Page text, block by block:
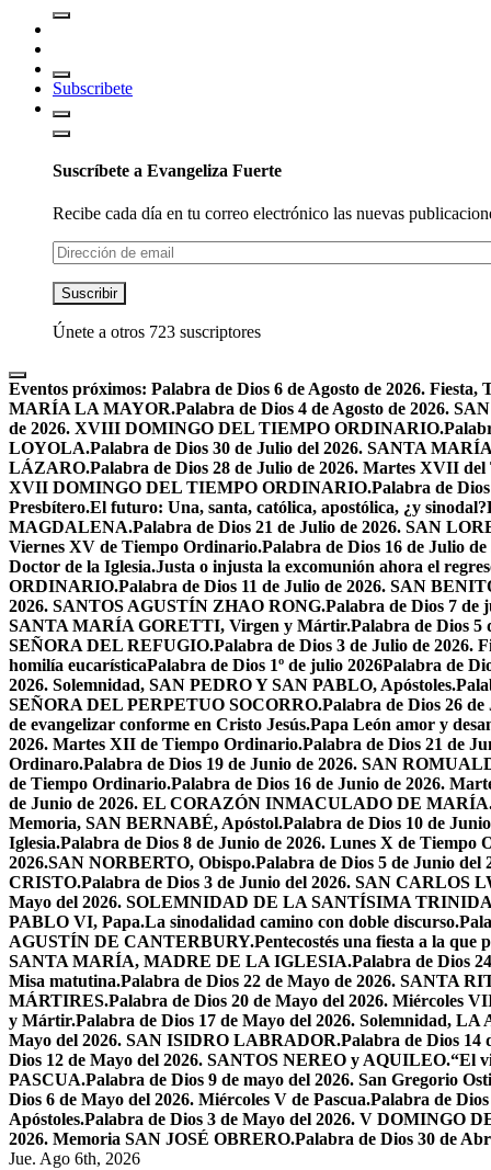
Subscribete
Suscríbete a Evangeliza Fuerte
Recibe cada día en tu correo electrónico las nuevas
Dirección
de
email
Suscribir
Únete a otros 723 suscriptores
Eventos próximos: Palabra de Dios 6 de Agosto de 2026.
MARÍA LA MAYOR.Palabra de Dios 4 de Agosto de 2026.
de 2026. XVIII DOMINGO DEL TIEMPO ORDINARIO.
LOYOLA.Palabra de Dios 30 de Julio del 2026. SANTA
LÁZARO.Palabra de Dios 28 de Julio de 2026. Martes XVII
XVII DOMINGO DEL TIEMPO ORDINARIO.Palabra de
Presbítero.El futuro: Una, santa, católica, apostólica, ¿y sinodal?
MAGDALENA.Palabra de Dios 21 de Julio de 2026. SAN
Viernes XV de Tiempo Ordinario.Palabra de Dios 16 de Julio
Doctor de la Iglesia.Justa o injusta la excomunión ahora el
ORDINARIO.Palabra de Dios 11 de Julio de 2026. SAN
2026. SANTOS AGUSTÍN ZHAO RONG.Palabra de Dios 7 de
SANTA MARÍA GORETTI, Virgen y Mártir.Palabra de Dios
SEÑORA DEL REFUGIO.Palabra de Dios 3 de Julio de 2026.
homilía eucarísticaPalabra de Dios 1º de julio 2026Palabra de
2026. Solemnidad, SAN PEDRO Y SAN PABLO, Apóstoles.
SEÑORA DEL PERPETUO SOCORRO.Palabra de Dios 26
de evangelizar conforme en Cristo Jesús.Papa León amor y
2026. Martes XII de Tiempo Ordinario.Palabra de Dios 21 de
Ordinaro.Palabra de Dios 19 de Junio de 2026. SAN
de Tiempo Ordinario.Palabra de Dios 16 de Junio de 2026.
de Junio de 2026. EL CORAZÓN INMACULADO DE
Memoria, SAN BERNABÉ, Apóstol.Palabra de Dios 10 de
Iglesia.Palabra de Dios 8 de Junio de 2026. Lunes X de Tiempo
2026.SAN NORBERTO, Obispo.Palabra de Dios 5 de Junio
CRISTO.Palabra de Dios 3 de Junio del 2026. SAN CARLOS
Mayo del 2026. SOLEMNIDAD DE LA SANTÍSIMA
PABLO VI, Papa.La sinodalidad camino con doble discurso.
AGUSTÍN DE CANTERBURY.Pentecostés una fiesta a la que
SANTA MARÍA, MADRE DE LA IGLESIA.Palabra de Dios
Misa matutina.Palabra de Dios 22 de Mayo de 2026. SANTA
MÁRTIRES.Palabra de Dios 20 de Mayo del 2026. Miércoles
y Mártir.Palabra de Dios 17 de Mayo del 2026. Solemnidad,
Mayo del 2026. SAN ISIDRO LABRADOR.Palabra de Dios 14
Dios 12 de Mayo del 2026. SANTOS NEREO y AQUILEO.“El
PASCUA.Palabra de Dios 9 de mayo del 2026. San Gregorio
Dios 6 de Mayo del 2026. Miércoles V de Pascua.Palabra de
Apóstoles.Palabra de Dios 3 de Mayo del 2026. V DOMINGO
2026. Memoria SAN JOSÉ OBRERO.Palabra de Dios 30 de
Jue. Ago 6th, 2026